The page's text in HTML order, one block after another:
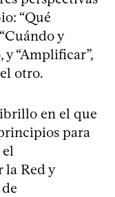
“Qué
y
y “Amplificar”,
otro.
en el que
para
la Red y